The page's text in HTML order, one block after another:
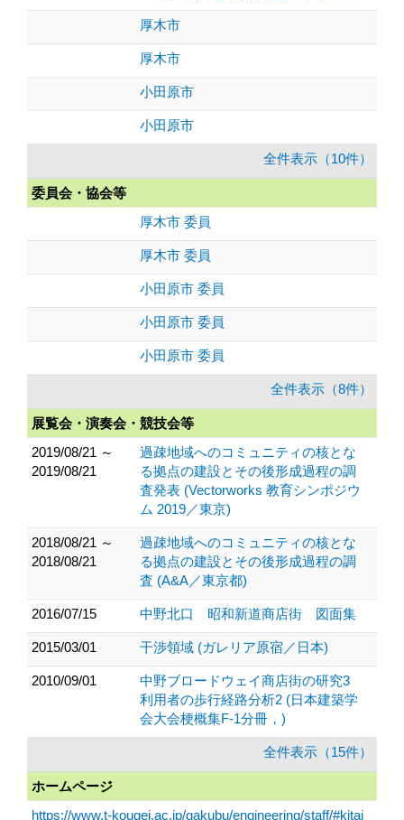
厚木市
厚木市
小田原市
小田原市
全件表示（10件）
委員会・協会等
厚木市 委員
厚木市 委員
小田原市 委員
小田原市 委員
小田原市 委員
全件表示（8件）
展覧会・演奏会・競技会等
2019/08/21 ～
2019/08/21
過疎地域へのコミュニティの核とな
る拠点の建設とその後形成過程の調
査発表 (Vectorworks 教育シンポジウ
ム 2019／東京)
2018/08/21 ～
2018/08/21
過疎地域へのコミュニティの核とな
る拠点の建設とその後形成過程の調
査 (A&A／東京都)
2016/07/15 中野北口 昭和新道商店街 図面集
2015/03/01 干渉領域 (ガレリア原宿／日本)
2010/09/01
中野ブロードウェイ商店街の研究3
利用者の歩行経路分析2 (日本建築学
会大会梗概集F-1分冊，)
全件表示（15件）
ホームページ
https://www.t-kougei.ac.jp/gakubu/engineering/staff/#kitai